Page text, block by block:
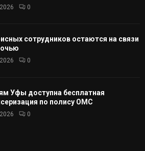
0
сотрудников остаются на связи
0
Уфы доступна бесплатная
по полису ОМС
0